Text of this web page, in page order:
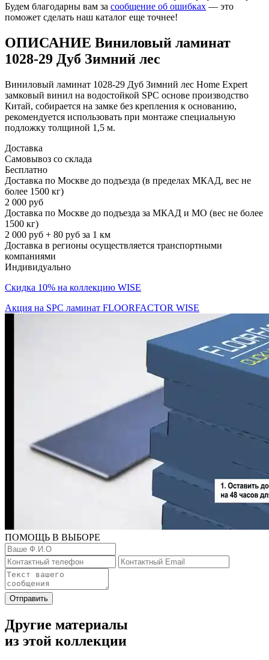
Будем благодарны вам за сообщение об ошибках — это
поможет сделать наш каталог еще точнее!
ОПИСАНИЕ Виниловый ламинат
1028-29 Дуб Зимний лес
Виниловый ламинат 1028-29 Дуб Зимний лес Home Expert
замковый винил на водостойкой SPC основе производство
Китай, собирается на замке без крепления к основанию,
рекомендуется использовать при монтаже специальную
подложку толщиной 1,5 м.
Доставка
Самовывоз со склада
Бесплатно
Доставка по Москве до подъезда (в пределах МКАД, вес не
более 1500 кг)
2 000 руб
Доставка по Москве до подъезда за МКАД и МО (вес не более
1500 кг)
2 000 руб + 80 руб за 1 км
Доставка в регионы осуществляется транспортными
компаниями
Индивидуально
Скидка 10% на коллекцию WISE
Акция на SPC ламинат FLOORFACTOR WISE
ПОМОЩЬ В ВЫБОРЕ
Отправить
Другие материалы
из этой коллекции